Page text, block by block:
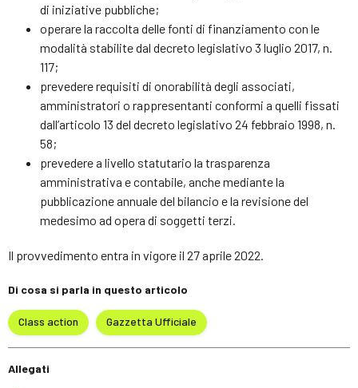
di iniziative pubbliche;
operare la raccolta delle fonti di finanziamento con le
modalità stabilite dal decreto legislativo 3 luglio 2017, n.
117;
prevedere requisiti di onorabilità degli associati,
amministratori o rappresentanti conformi a quelli fissati
dall’articolo 13 del decreto legislativo 24 febbraio 1998, n.
58;
prevedere a livello statutario la trasparenza
amministrativa e contabile, anche mediante la
pubblicazione annuale del bilancio e la revisione del
medesimo ad opera di soggetti terzi.
Il provvedimento entra in vigore il 27 aprile 2022.
Di cosa si parla in questo articolo
Class action Gazzetta Ufficiale
Allegati